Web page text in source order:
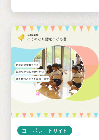
コーポレートサイト